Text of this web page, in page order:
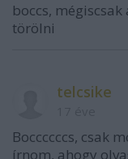
boccs,
törölni
telcsike
Boccccccs, csak
írnom, ahogy